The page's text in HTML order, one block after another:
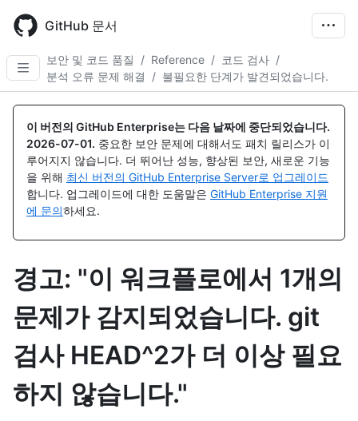
main
content
GitHub 문서
보안 및 코드 품질 / Reference / 코드 검사 /
분석 오류 문제 해결
/ 불필요한 단계가 발견되었습니다.
이 버전의 GitHub Enterprise는 다음 날짜에 중단되었습니다.
2026-07-01. 중요한 보안 문제에 대해서도 패치 릴리스가 이
루어지지 않습니다. 더 뛰어난 성능, 향상된 보안, 새로운 기능
을 위해 최신 버전의 GitHub Enterprise Server로 업그레이드
합니다. 업그레이드에 대한 도움말은 GitHub Enterprise 지원
에 문의하세요.
경고: "이 워크플로에서 1개의
문제가 감지되었습니다. git
검사 HEAD^2가 더 이상 필요
하지 않습니다."